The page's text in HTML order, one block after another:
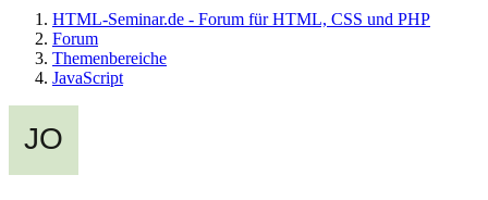
HTML-Seminar.de - Forum für HTML, CSS und PHP
Forum
Themenbereiche
JavaScript